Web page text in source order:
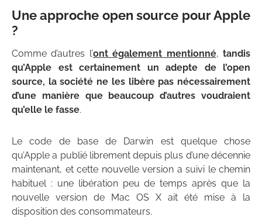
Une approche open source pour Apple
?
Comme d’autres l’ont également mentionné, tandis
qu’Apple est certainement un adepte de l’open
source, la société ne les libère pas nécessairement
d’une manière que beaucoup d’autres voudraient
qu’elle le fasse.
Le code de base de Darwin est quelque chose
qu’Apple a publié librement depuis plus d’une décennie
maintenant, et cette nouvelle version a suivi le chemin
habituel : une libération peu de temps après que la
nouvelle version de Mac OS X ait été mise à la
disposition des consommateurs.